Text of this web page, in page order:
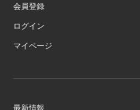
会員登録
ログイン
マイページ
最新情報